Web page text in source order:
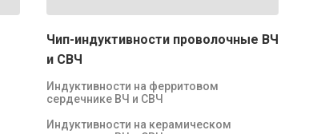
Чип-индуктивности проволочные ВЧ
и СВЧ
Индуктивности на ферритовом
сердечнике ВЧ и СВЧ
Индуктивности на керамическом